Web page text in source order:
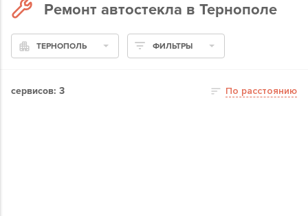
Ремонт автостекла в Тернополе
ТЕРНОПОЛЬ ФИЛЬТРЫ
сервисов: 3 По расстоянию